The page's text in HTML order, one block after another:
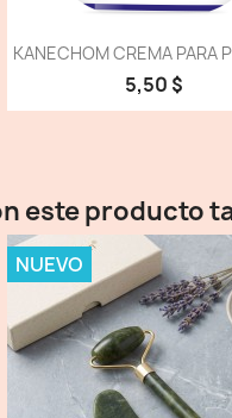
Vista
KANECHOM CREMA PARA
5,50 $
este producto
NUEVO